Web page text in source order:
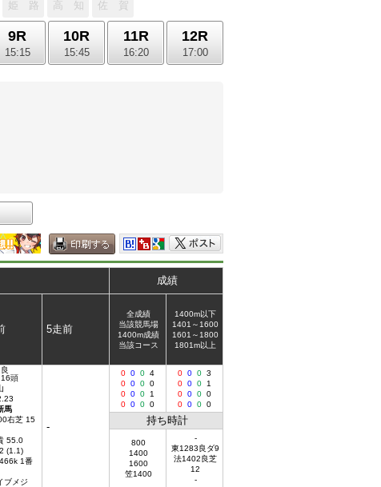
姫 路 高 知
佐 賀
9R
15:15
10R
15:45
11R
16:20
12R
17:00
成績
5走前
全成績
当該競馬場
1400m成績
当該コース
1400m以下
1401～1600
1601～1800
1801m以上
良
16頭
馬
右芝 15
55.0
(1.1)
1番
ブメジ
-
0 0 0 4
0 0 0 0
0 0 0
1
0 0 0 0
0 0 0 3
0 0 0
1
0 0 0 0
0 0 0 0
持ち時計
800
1400
1600
笠1400
-
東1283良ダ9
法1402良芝
12
-